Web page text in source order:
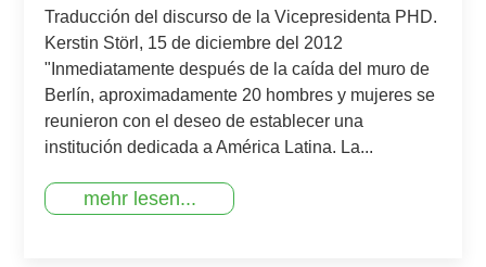
Traducción del discurso de la Vicepresidenta PHD.
Kerstin Störl, 15 de diciembre del 2012
"Inmediatamente después de la caída del muro de
Berlín, aproximadamente 20 hombres y mujeres se
reunieron con el deseo de establecer una
institución dedicada a América Latina. La...
mehr lesen...